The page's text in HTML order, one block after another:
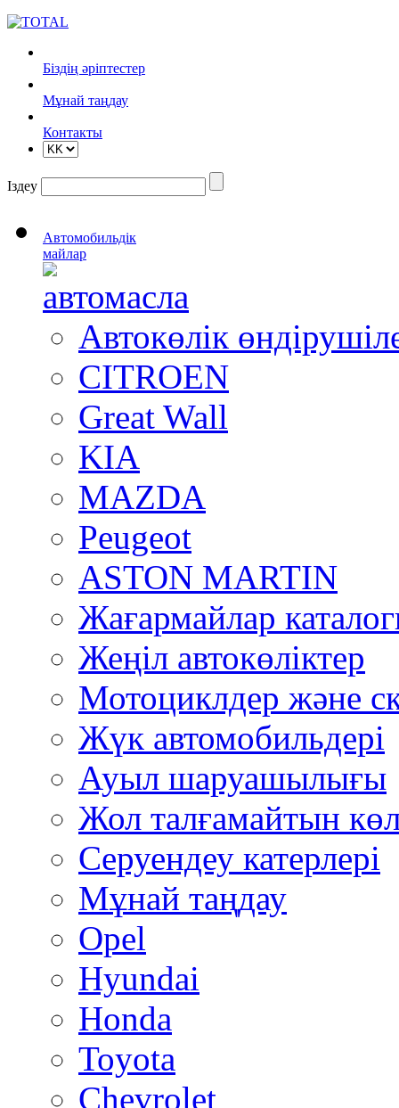
Біздің әріптестер
Mұнай таңдау
Контакты
Іздеу
Автомобильдік
майлар
Автокөлік
CITROEN
Great Wall
KIA
MAZDA
Peugeot
ASTON MARTIN
Жағармайлар
Жеңіл автокөліктер
Мотоциклдер және
Жүк автомобильдері
Ауыл шаруашылығы
Жол талғамайтын
Серуендеу катерлері
Mұнай таңдау
Opel
Hyundai
Honda
Toyota
Chevrolet